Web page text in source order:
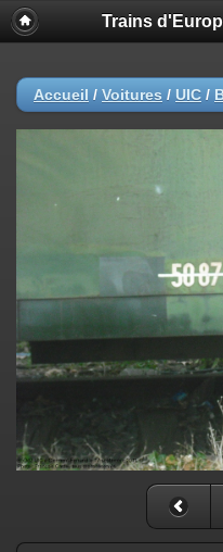
Trains
Accueil / Voitures / UIC /